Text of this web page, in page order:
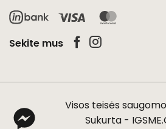
Visa
Sekite mus
Visos teisės
Sukurta -